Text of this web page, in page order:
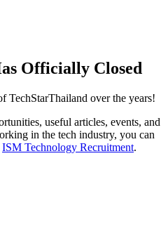
Officially Closed
TechStarThailand over the years!
useful articles, events, and
in the tech industry, you can
ISM Technology Recruitment.